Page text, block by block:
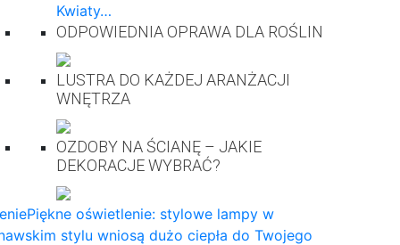
Kwiaty…
ODPOWIEDNIA OPRAWA DLA ROŚLIN
LUSTRA DO KAŻDEJ ARANŻACJI
WNĘTRZA
OZDOBY NA ŚCIANĘ – JAKIE
DEKORACJE WYBRAĆ?
Piękne oświetlenie: stylowe lampy w
stylu wniosą dużo ciepła do Twojego